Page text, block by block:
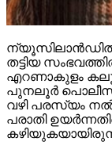
ന്യൂസിലാൻഡിൽ
തട്ടിയ
എറണാകുളം
പുനലൂർ
വഴി പരസ്യം
പരാതി